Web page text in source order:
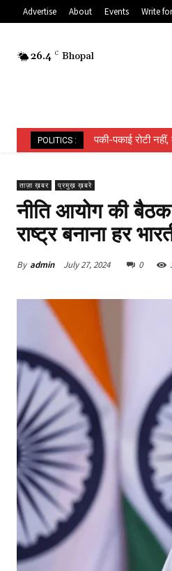
Advertise About Events Write
26.4 C Bhopal
POLITICS : पकी-पकाई रोटी नहीं,
ताज़ा ख़बर प्रमुख़ ख़बरे
नीति आयोग की
राष्ट्र बनाना हर
By admin July 27, 2024 0